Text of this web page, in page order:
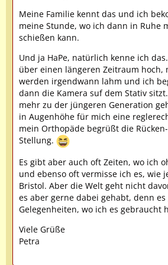
Meine Familie kennt das und ich
meine Stunde, wo ich dann in Ruhe
schießen kann.
Und ja HaPe, natürlich kenne ich
über einen längeren Zeitraum hoch,
werden irgendwann lahm und ich
dann die Kamera suf dem Stativ
mehr zu der jüngeren Generation
in Augenhöhe für mich eine
mein Orthopäde begrüßt die
Stellung.
Es gibt aber auch oft Zeiten, wo ich
und ebenso oft vermisse ich es, wie
Bristol. Aber die Welt geht nicht
es aber gerne dabei gehabt, denn
Gelegenheiten, wo ich es gebraucht
Viele Grüße
Petra